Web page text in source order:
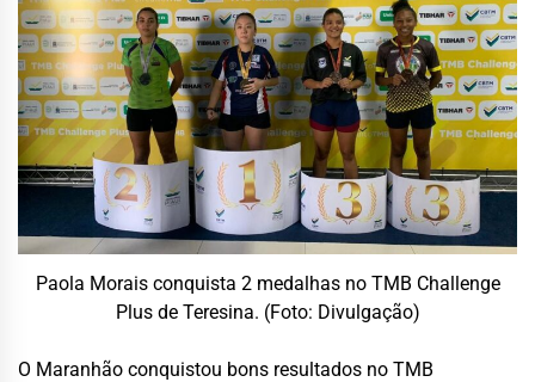
Paola Morais conquista 2 medalhas no TMB Challenge
Plus de Teresina. (Foto: Divulgação)
O Maranhão conquistou bons resultados no TMB